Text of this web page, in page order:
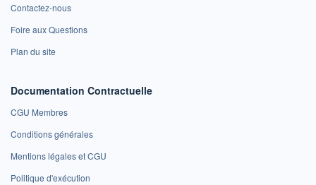
Contactez-nous
Foire aux Questions
Plan du site
Documentation Contractuelle
CGU Membres
Conditions générales
Mentions légales et CGU
Politique d'exécution